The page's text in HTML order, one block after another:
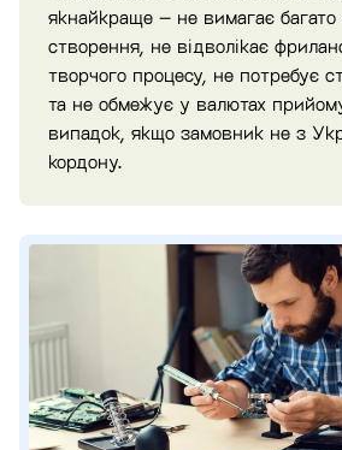
якнайкраще – не вимагає багато
створення, не відволікає
творчого процесу, не потребує
та не обмежує у валютах
випадок, якщо замовник не з
кордону.